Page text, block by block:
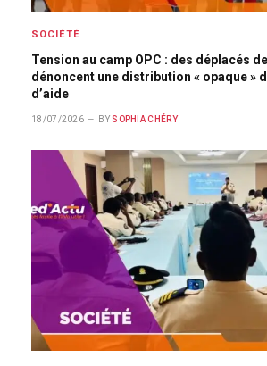
SOCIÉTÉ
Tension au camp OPC : des déplacés
dénoncent une distribution « opaque »
d’aide
18/07/2026 BY SOPHIA CHÉRY